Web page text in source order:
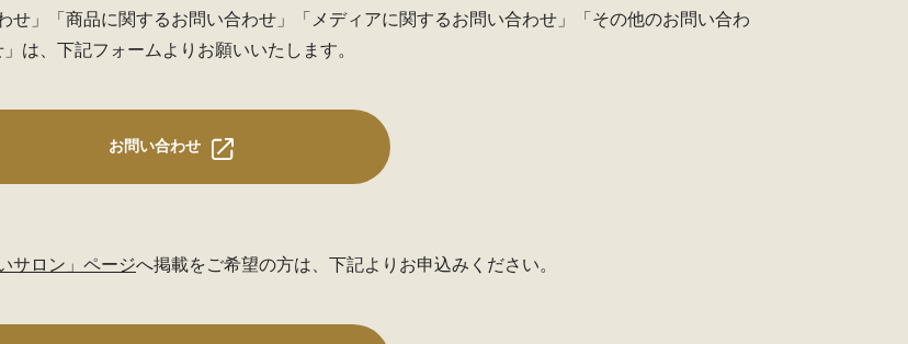
せ」「商品に関するお問い合わせ」「メディアに関するお問い合わせ」「その他のお問い合わ
」は、下記フォームよりお願いいたします。
お問い合わせ
サロン」ページへ掲載をご希望の方は、下記よりお申込みください。